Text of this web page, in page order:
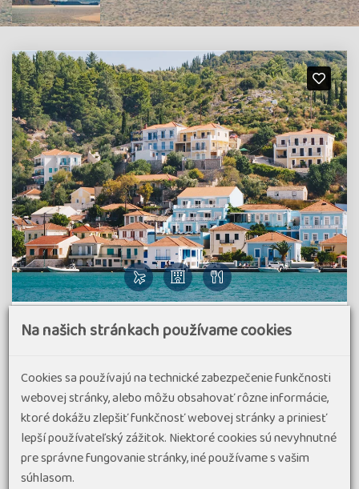
Pohodový týden - Řecko - Zelený ostrov
Kefalonia a Odysseova Ithaka
Největší z Jónských ostrovů – Kefalonie není dosud tolik
ovlivněn turismem jako okolní známější ostrovy. Ohromí
vás svými smaragdově zelenými lesy a průzračným
mořem s těmi nejhezčími plážemi, které jsou obklopeny
bílými skalami. Navštívíme…
#Letecké zájazdy v Európe
Na našich stránkach používame cookies
Cookies sa používajú na technické zabezpečenie funkčnosti
webovej stránky, alebo môžu obsahovať rôzne informácie,
ktoré dokážu zlepšiť funkčnosť webovej stránky a priniesť
lepší používateľský zážitok. Niektoré cookies sú nevyhnutné
pre správne fungovanie stránky, iné používame s vašim
súhlasom.